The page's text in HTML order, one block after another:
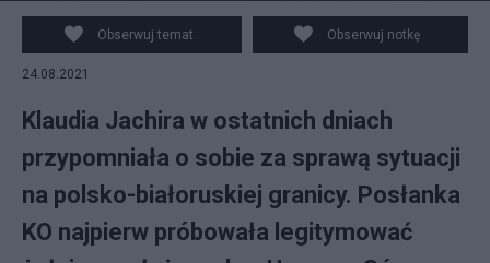
Klaudia Jachira prelegentką na Campusie
Trzaskowskiego. Opowie jak ominąć system
Obserwuj temat Obserwuj notkę
24.08.2021
Klaudia Jachira w ostatnich dniach
przypomniała o sobie za sprawą sytuacji
na polsko-białoruskiej granicy. Posłanka
KO najpierw próbowała legitymować